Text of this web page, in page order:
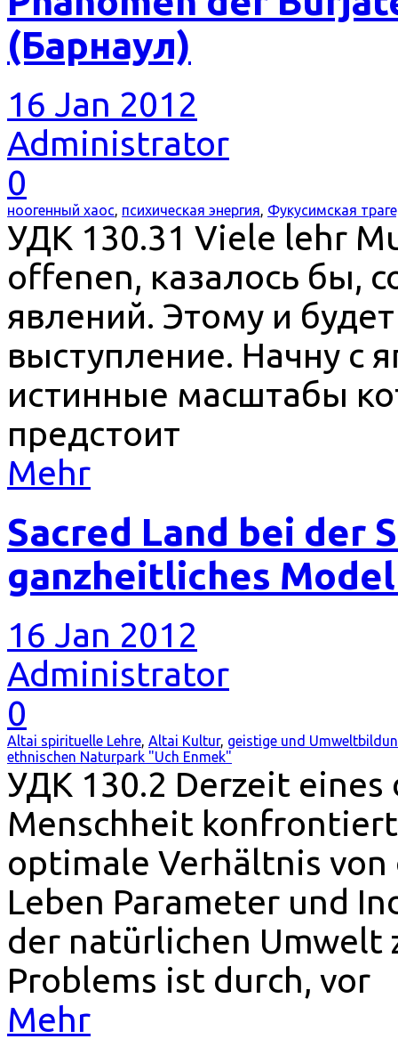
(Барнаул)
16 Jan 2012
Administrator
0
ноогенный хаос, психическая энергия, Фукусимская
УДК 130.31 Viele lehr
offenen, казалось бы,
явлений. Этому и
выступление. Начну с
истинные масштабы
предстоит
Mehr
Sacred Land bei der
ganzheitliches
16 Jan 2012
Administrator
0
Altai spirituelle Lehre Altai Kultur, geistige und
ethnischen Naturpark "Uch Enmek"
УДК 130.2 Derzeit
Menschheit
optimale Verhältnis
Leben Parameter und
der natürlichen Umwelt
Problems ist durch, vor
Mehr